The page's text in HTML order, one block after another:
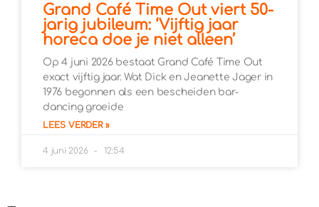
Grand Café Time Out viert 50-
jarig jubileum: ‘Vijftig jaar
horeca doe je niet alleen’
Op 4 juni 2026 bestaat Grand Café Time Out
exact vijftig jaar. Wat Dick en Jeanette Jager in
1976 begonnen als een bescheiden bar-
dancing groeide
LEES VERDER »
4 juni 2026 12:54